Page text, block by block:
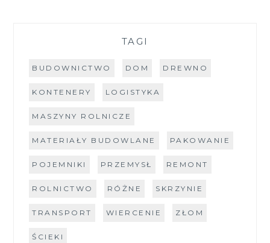
TAGI
BUDOWNICTWO DOM DREWNO
KONTENERY LOGISTYKA
MASZYNY ROLNICZE
MATERIAŁY BUDOWLANE PAKOWANIE
POJEMNIKI PRZEMYSŁ REMONT
ROLNICTWO RÓŻNE SKRZYNIE
TRANSPORT WIERCENIE ZŁOM
ŚCIEKI